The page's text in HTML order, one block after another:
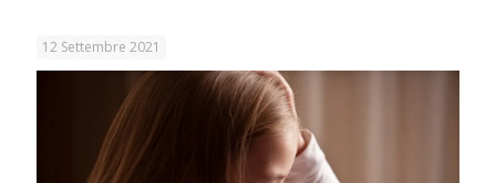
12 Settembre 2021